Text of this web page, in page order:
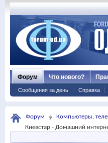
Форум
Сообщения за день Справка
Что нового?
Форум Компьютеры,
Киевстар - Домашний